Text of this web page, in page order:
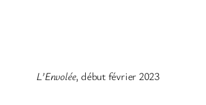
L’Envolée, début février 2023